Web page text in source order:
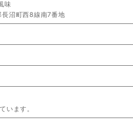
味
沼町西8線南7番地
います。